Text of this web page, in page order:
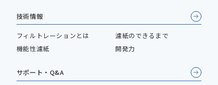
技術情報
フィルトレーションとは
濾紙のできるまで
機能性濾紙
開発力
サポート・Q&A